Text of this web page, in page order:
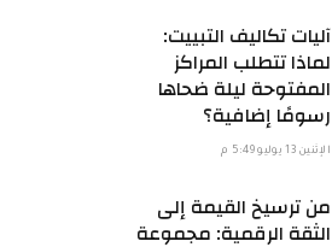
آليات تكاليف التبييت:
لماذا تتطلب المراكز
المفتوحة ليلة ضحاها
رسومًا إضافية؟
الإثنين 13 يوليو 5:49 م
من ترسيخ القيمة إلى
الثقة الرقمية: مجموعة